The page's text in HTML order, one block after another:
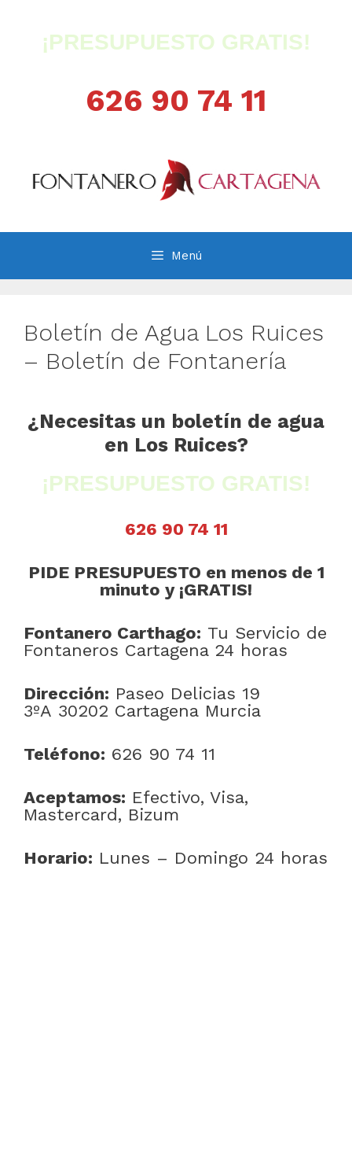
contenido¡PRESUPUESTO GRATIS!
626 90 74 11
Menú
Boletín de Agua Los Ruices
– Boletín de Fontanería
¿Necesitas un boletín de agua
en Los Ruices?
¡PRESUPUESTO GRATIS!
626 90 74 11
PIDE PRESUPUESTO en menos de 1
minuto y ¡GRATIS!
Fontanero Carthago: Tu Servicio de
Fontaneros Cartagena 24 horas
Dirección: Paseo Delicias 19
3ºA 30202 Cartagena Murcia
Teléfono: 626 90 74 11
Aceptamos: Efectivo, Visa,
Mastercard, Bizum
Horario: Lunes – Domingo 24 horas